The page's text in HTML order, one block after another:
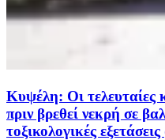
Κυψέλη: Οι τελευταίες
πριν βρεθεί νεκρή σε
τοξικολογικές εξετάσεις